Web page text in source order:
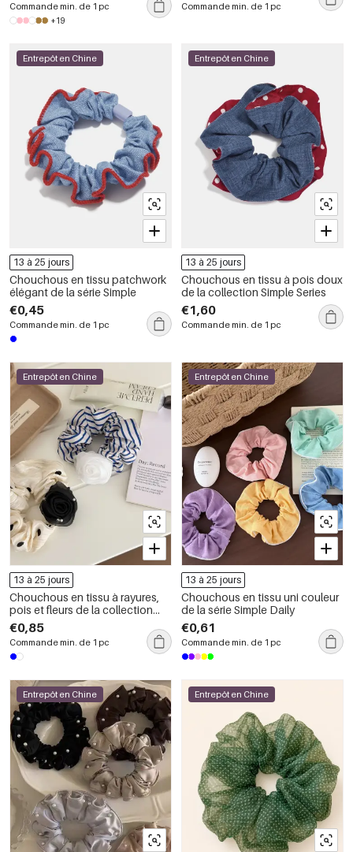
Commande min. de 1 pc
+19
Commande min. de 1 pc
Entrepôt en Chine
13 à 25 jours
Chouchous en tissu patchwork
élégant de la série Simple
€0,45
Commande min. de 1 pc
Entrepôt en Chine
13 à 25 jours
Chouchous en tissu à pois doux
de la collection Simple Series
€1,60
Commande min. de 1 pc
Entrepôt en Chine
13 à 25 jours
Chouchous en tissu à rayures,
pois et fleurs de la collection
Simple Series Daily, couleurs
mélangées
€0,85
Commande min. de 1 pc
Entrepôt en Chine
13 à 25 jours
Chouchous en tissu uni couleur
de la série Simple Daily
€0,61
Commande min. de 1 pc
Entrepôt en Chine Entrepôt en Chine